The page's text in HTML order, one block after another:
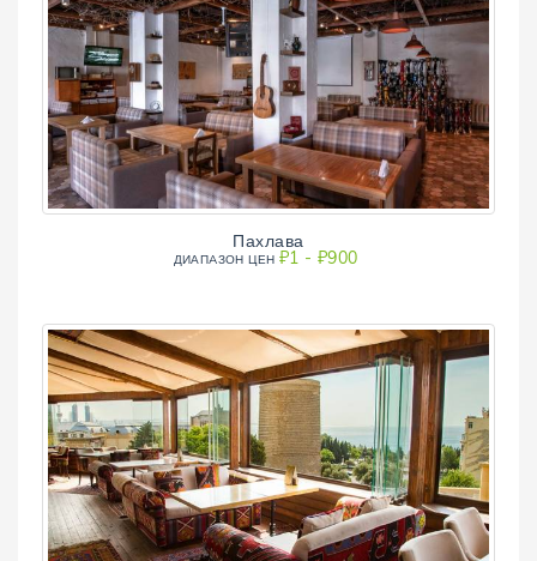
Пахлава
ДИАПAЗОН ЦЕН ₽1 - ₽900